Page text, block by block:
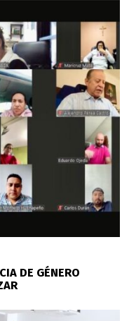
DE GÉNERO